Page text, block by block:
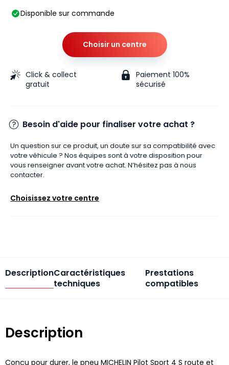
Disponible sur commande
Choisir un centre
Click & collect
gratuit
Paiement 100%
sécurisé
Besoin d'aide pour finaliser votre achat ?
Un question sur ce produit, un doute sur sa compatibilité avec
votre véhicule ? Nos équipes sont à votre disposition pour
vous renseigner avant votre achat. N’hésitez pas à nous
contacter.
Choisissez votre centre
DescriptionCaractéristiques
techniques
Prestations
compatibles
Description
Conçu pour durer, le pneu MICHELIN Pilot Sport 4 S route et